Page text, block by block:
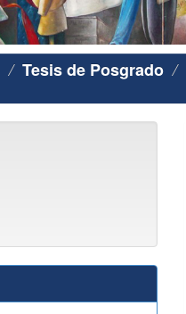
Tesis de Posgrado